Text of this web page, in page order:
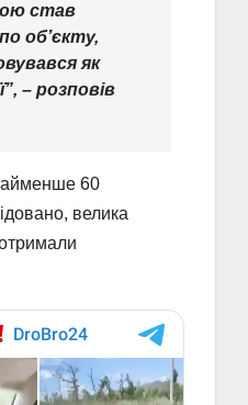
став
об’єкту,
як
– розповів
60
велика
отримали